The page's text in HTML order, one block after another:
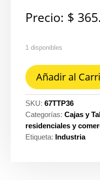
Precio: $
1 disponibles
Tablero
36
ct
trifasico
enchufable
CU/al
175A
Añadir al
SKU:67TTP36
Categorías:Cajas y
residenciales y
Etiqueta: Industria